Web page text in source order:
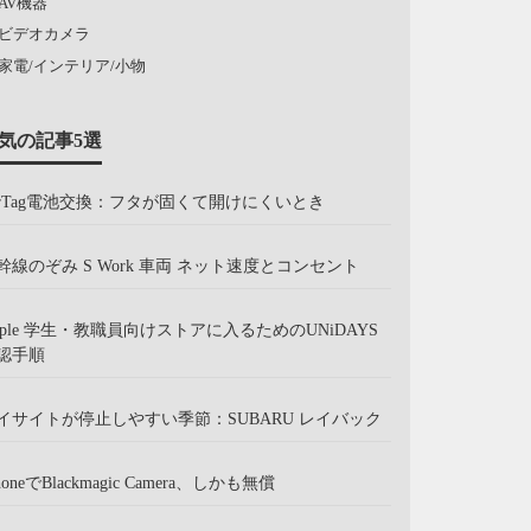
デオカメラ
電/インテリア/小物
の記事5選
電池交換：フタが固くて開けにくいとき
線のぞみ S Work 車両 ネット速度とコンセント
学生・教職員向けストアに入るためのUNiDAYS
手順
サイトが停止しやすい季節：SUBARU レイバック
でBlackmagic Camera、しかも無償